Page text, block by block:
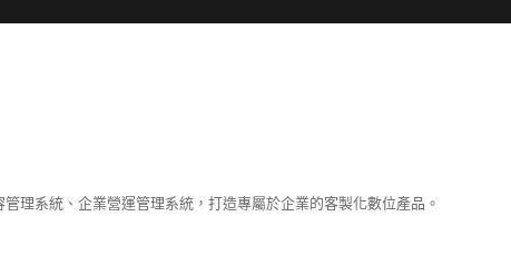
理系統、企業營運管理系統，打造專屬於企業的客製化數位產品。